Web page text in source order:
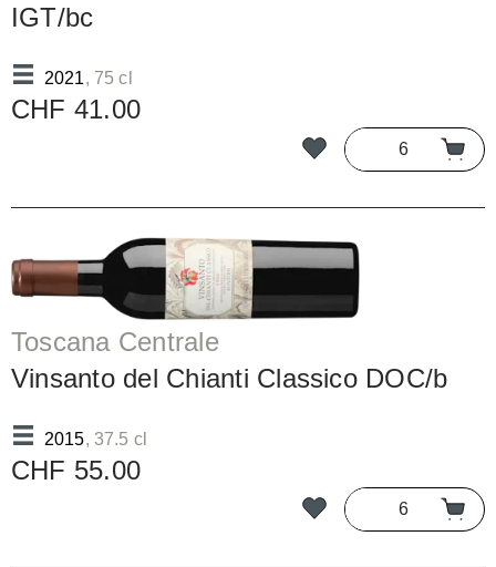
IGT/bc
2021, 75 cl
CHF 41.00
Toscana Centrale
Vinsanto del Chianti Classico DOC/b
2015, 37.5 cl
CHF 55.00